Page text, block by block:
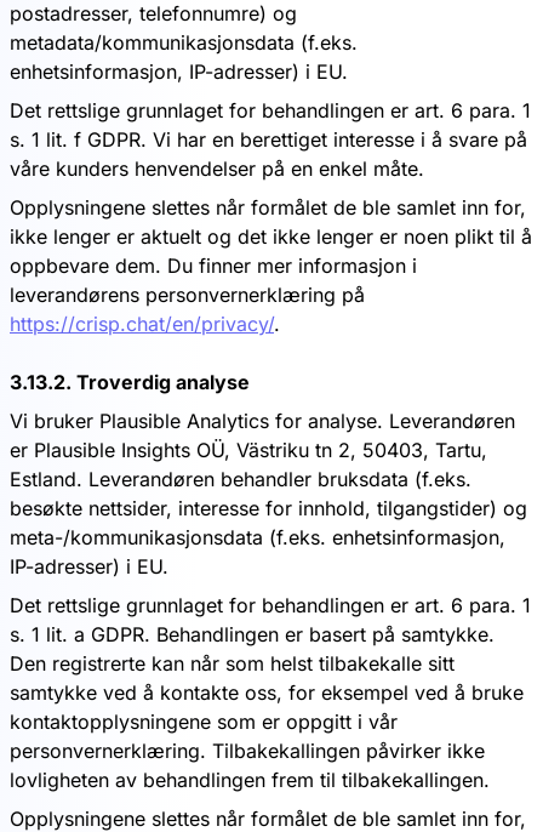
postadresser, telefonnumre) og
metadata/kommunikasjonsdata (f.eks.
enhetsinformasjon, IP-adresser) i EU.
Det rettslige grunnlaget for behandlingen er art. 6 para. 1
s. 1 lit. f GDPR. Vi har en berettiget interesse i å svare på
våre kunders henvendelser på en enkel måte.
Opplysningene slettes når formålet de ble samlet inn for,
ikke lenger er aktuelt og det ikke lenger er noen plikt til å
oppbevare dem. Du finner mer informasjon i
leverandørens personvernerklæring på
https://crisp.chat/en/privacy/.
3.13.2. Troverdig analyse
Vi bruker Plausible Analytics for analyse. Leverandøren
er Plausible Insights OÜ, Västriku tn 2, 50403, Tartu,
Estland. Leverandøren behandler bruksdata (f.eks.
besøkte nettsider, interesse for innhold, tilgangstider) og
meta-/kommunikasjonsdata (f.eks. enhetsinformasjon,
IP-adresser) i EU.
Det rettslige grunnlaget for behandlingen er art. 6 para. 1
s. 1 lit. a GDPR. Behandlingen er basert på samtykke.
Den registrerte kan når som helst tilbakekalle sitt
samtykke ved å kontakte oss, for eksempel ved å bruke
kontaktopplysningene som er oppgitt i vår
personvernerklæring. Tilbakekallingen påvirker ikke
lovligheten av behandlingen frem til tilbakekallingen.
Opplysningene slettes når formålet de ble samlet inn for,